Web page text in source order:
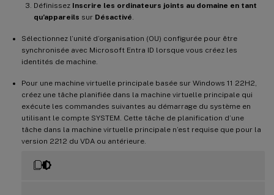
Définissez Inscrire les ordinateurs joints au domaine en tant
qu’appareils sur Désactivé
Sélectionnez l’unité d’organisation (OU) configurée pour être
synchronisée avec Microsoft Entra ID lorsque vous créez les
identités de machine.
Pour une machine virtuelle principale basée sur Windows 11 22H2,
créez une tâche planifiée dans la machine virtuelle principale qui
exécute les commandes suivantes au démarrage du système en
utilisant le compte SYSTEM. Cette tâche de planification d’une
tâche dans la machine virtuelle principale n’est requise que pour la
version 2212 du VDA ou antérieure.